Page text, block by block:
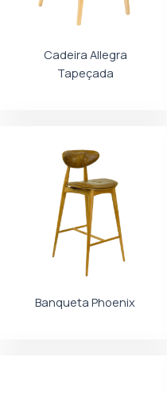
Cadeira Allegra
Tapeçada
Banqueta Phoenix